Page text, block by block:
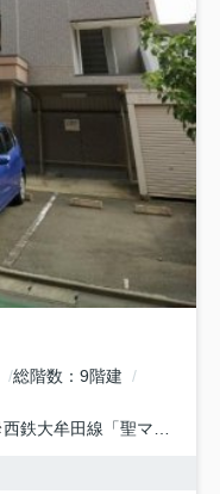
総階数
9階建
西鉄大牟田線 「聖マリア病院前